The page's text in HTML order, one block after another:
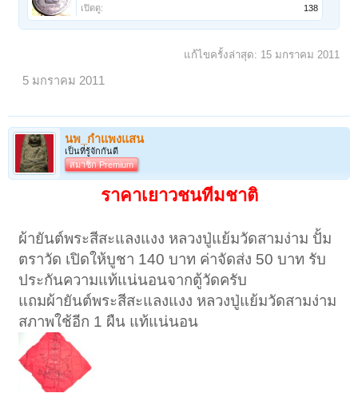
เปิดดู:
138
แก้ไขครั้งล่าสุด: 15 มกราคม 2011
5 มกราคม 2011
นพ_กำแพงแสน
เป็นที่รู้จักกันดี
สมาชิก Premium
ราคาเยาวชนทีมชาติ
ผ้ายันต์พระสีสะแลงแงง หลวงปู่แย้มวัดสามง่าม ปั้ม
ตราวัด เปิดให้บูชา 140 บาท ค่าจัดส่ง 50 บาท รับ
ประกันความแท้แน่นอนจากตู้วัดครับ
แถมผ้ายันต์พระสีสะแลงแงง หลวงปู่แย้มวัดสามง่าม
สภาพใช้อีก 1 ผืน แท้แน่นอน